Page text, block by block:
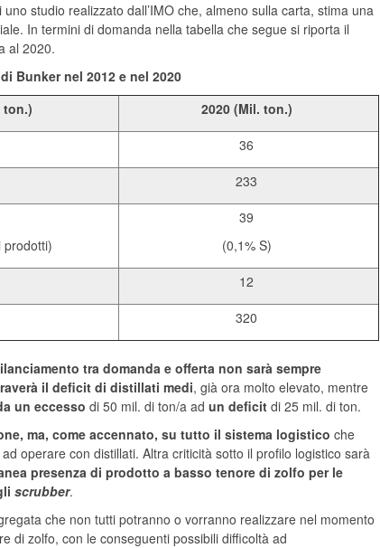
studio realizzato dall’IMO che, almeno sulla carta, stima una
In termini di domanda nella tabella che segue si riporta il
al 2020.
Bunker nel 2012 e nel 2020
ton.)
2020 (Mil. ton.)
36
233
prodotti)
39
(0,1% S)
12
320
tra domanda e offerta non sarà sempre
il deficit di distillati medi, già ora molto elevato, mentre
un eccesso di 50 mil. di ton/a ad un deficit di 25 mil. di ton.
ma, come accennato, su tutto il sistema logistico che
operare con distillati. Altra criticità sotto il profilo logistico sarà
presenza di prodotto a basso tenore di zolfo per le
scrubber.
che non tutti potranno o vorranno realizzare nel momento
di zolfo, con le conseguenti possibili difficoltà ad